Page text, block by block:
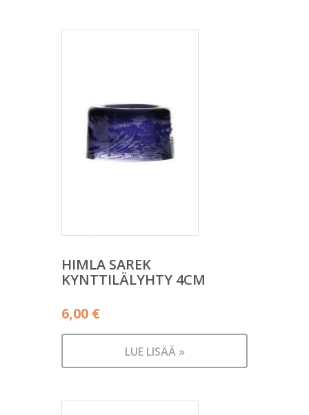
HIMLA SAREK
KYNTTILÄLYHTY 4CM
6,00 €
LUE LISÄÄ »